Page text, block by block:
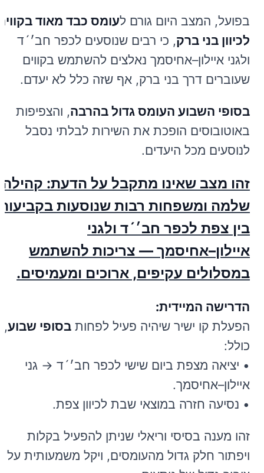
בפועל, המצב היום גורם לעומס כבד מאוד
לכיוון בני ברק, כי רבים שנוסעים לכפר חב׳´ד
ולגני איילון–אחיסמך נאלצים להשתמש בקווים
שעוברים דרך בני ברק, אף שזה כלל לא יעדם.
בסופי השבוע העומס גדול בהרבה, והצפיפות
באוטובוסים הופכת את השירות לבלתי נסבל
לנוסעים מכל היעדים.
זהו מצב שאינו מתקבל על הדעת: קהילה
שלמה ומשפחות רבות שנוסעות
בין צפת לכפר חב׳´ד ולגני
איילון–אחיסמך — צריכות להשתמש
במסלולים עקיפים, ארוכים ומעמיסים.
הדרישה המיידית:
הפעלת קו ישיר שיהיה פעיל לפחות בסופי שבוע,
כולל:
• יציאה מצפת ביום שישי לכפר חב׳´ד → גני
איילון–אחיסמך.
• נסיעה חזרה במוצאי שבת לכיוון צפת.
זהו מענה בסיסי וריאלי שניתן להפעיל בקלות
ויפתור חלק גדול מהעומסים, ויקל משמעותית על